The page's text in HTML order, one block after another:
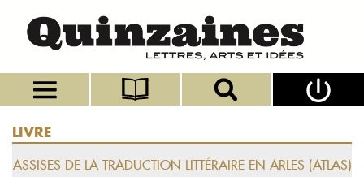
LIVRE
ASSISES DE LA TRADUCTION LITTÉRAIRE EN ARLES (ATLAS)